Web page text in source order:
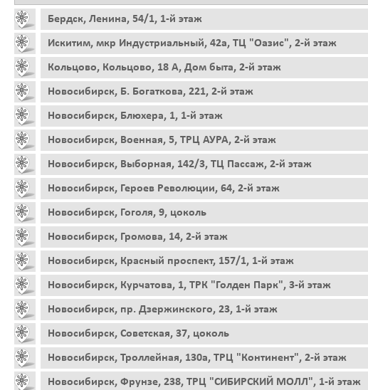
Бердск, Ленина, 54/1, 1-й этаж
Искитим, мкр Индустриальный, 42а, ТЦ "Оазис", 2-й этаж
Кольцово, Кольцово, 18 А, Дом быта, 2-й этаж
Новосибирск, Б. Богаткова, 221, 2-й этаж
Новосибирск, Блюхера, 1, 1-й этаж
Новосибирск, Военная, 5, ТРЦ АУРА, 2-й этаж
Новосибирск, Выборная, 142/3, ТЦ Пассаж, 2-й этаж
Новосибирск, Героев Революции, 64, 2-й этаж
Новосибирск, Гоголя, 9, цоколь
Новосибирск, Громова, 14, 2-й этаж
Новосибирск, Красный проспект, 157/1, 1-й этаж
Новосибирск, Курчатова, 1, ТРК "Голден Парк", 3-й этаж
Новосибирск, пр. Дзержинского, 23, 1-й этаж
Новосибирск, Советская, 37, цоколь
Новосибирск, Троллейная, 130а, ТРЦ "Континент", 2-й этаж
Новосибирск, Фрунзе, 238, ТРЦ "СИБИРСКИЙ МОЛЛ", 1-й этаж